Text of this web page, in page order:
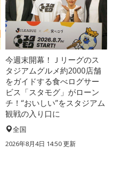
今週末開幕！Ｊリーグのス
タジアムグルメ約2000店舗
をガイドする食べログサー
ビス「スタモグ」がローン
チ！“おいしい”をスタジアム
観戦の入り口に
全国
2026年8月4日 14:50更新